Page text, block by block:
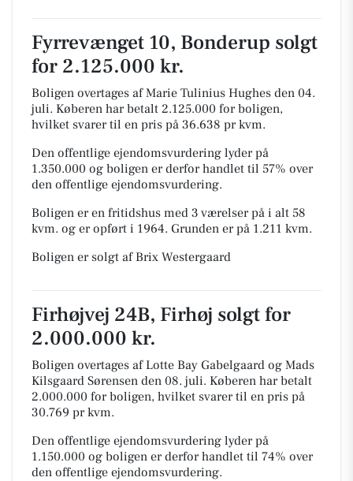
Fyrrevænget 10, Bonderup solgt
for 2.125.000 kr.
Boligen overtages af Marie Tulinius Hughes den 04.
juli. Køberen har betalt 2.125.000 for boligen,
hvilket svarer til en pris på 36.638 pr kvm.
Den offentlige ejendomsvurdering lyder på
1.350.000 og boligen er derfor handlet til 57% over
den offentlige ejendomsvurdering.
Boligen er en fritidshus med 3 værelser på i alt 58
kvm. og er opført i 1964. Grunden er på 1.211 kvm.
Boligen er solgt af Brix Westergaard
Firhøjvej 24B, Firhøj solgt for
2.000.000 kr.
Boligen overtages af Lotte Bay Gabelgaard og Mads
Kilsgaard Sørensen den 08. juli. Køberen har betalt
2.000.000 for boligen, hvilket svarer til en pris på
30.769 pr kvm.
Den offentlige ejendomsvurdering lyder på
1.150.000 og boligen er derfor handlet til 74% over
den offentlige ejendomsvurdering.